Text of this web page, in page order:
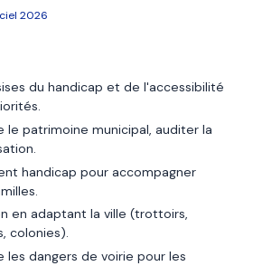
2026
du handicap et de l'accessibilité
le patrimoine municipal, auditer la
handicap pour accompagner
en adaptant la ville (trottoirs,
colonies).
les dangers de voirie pour les